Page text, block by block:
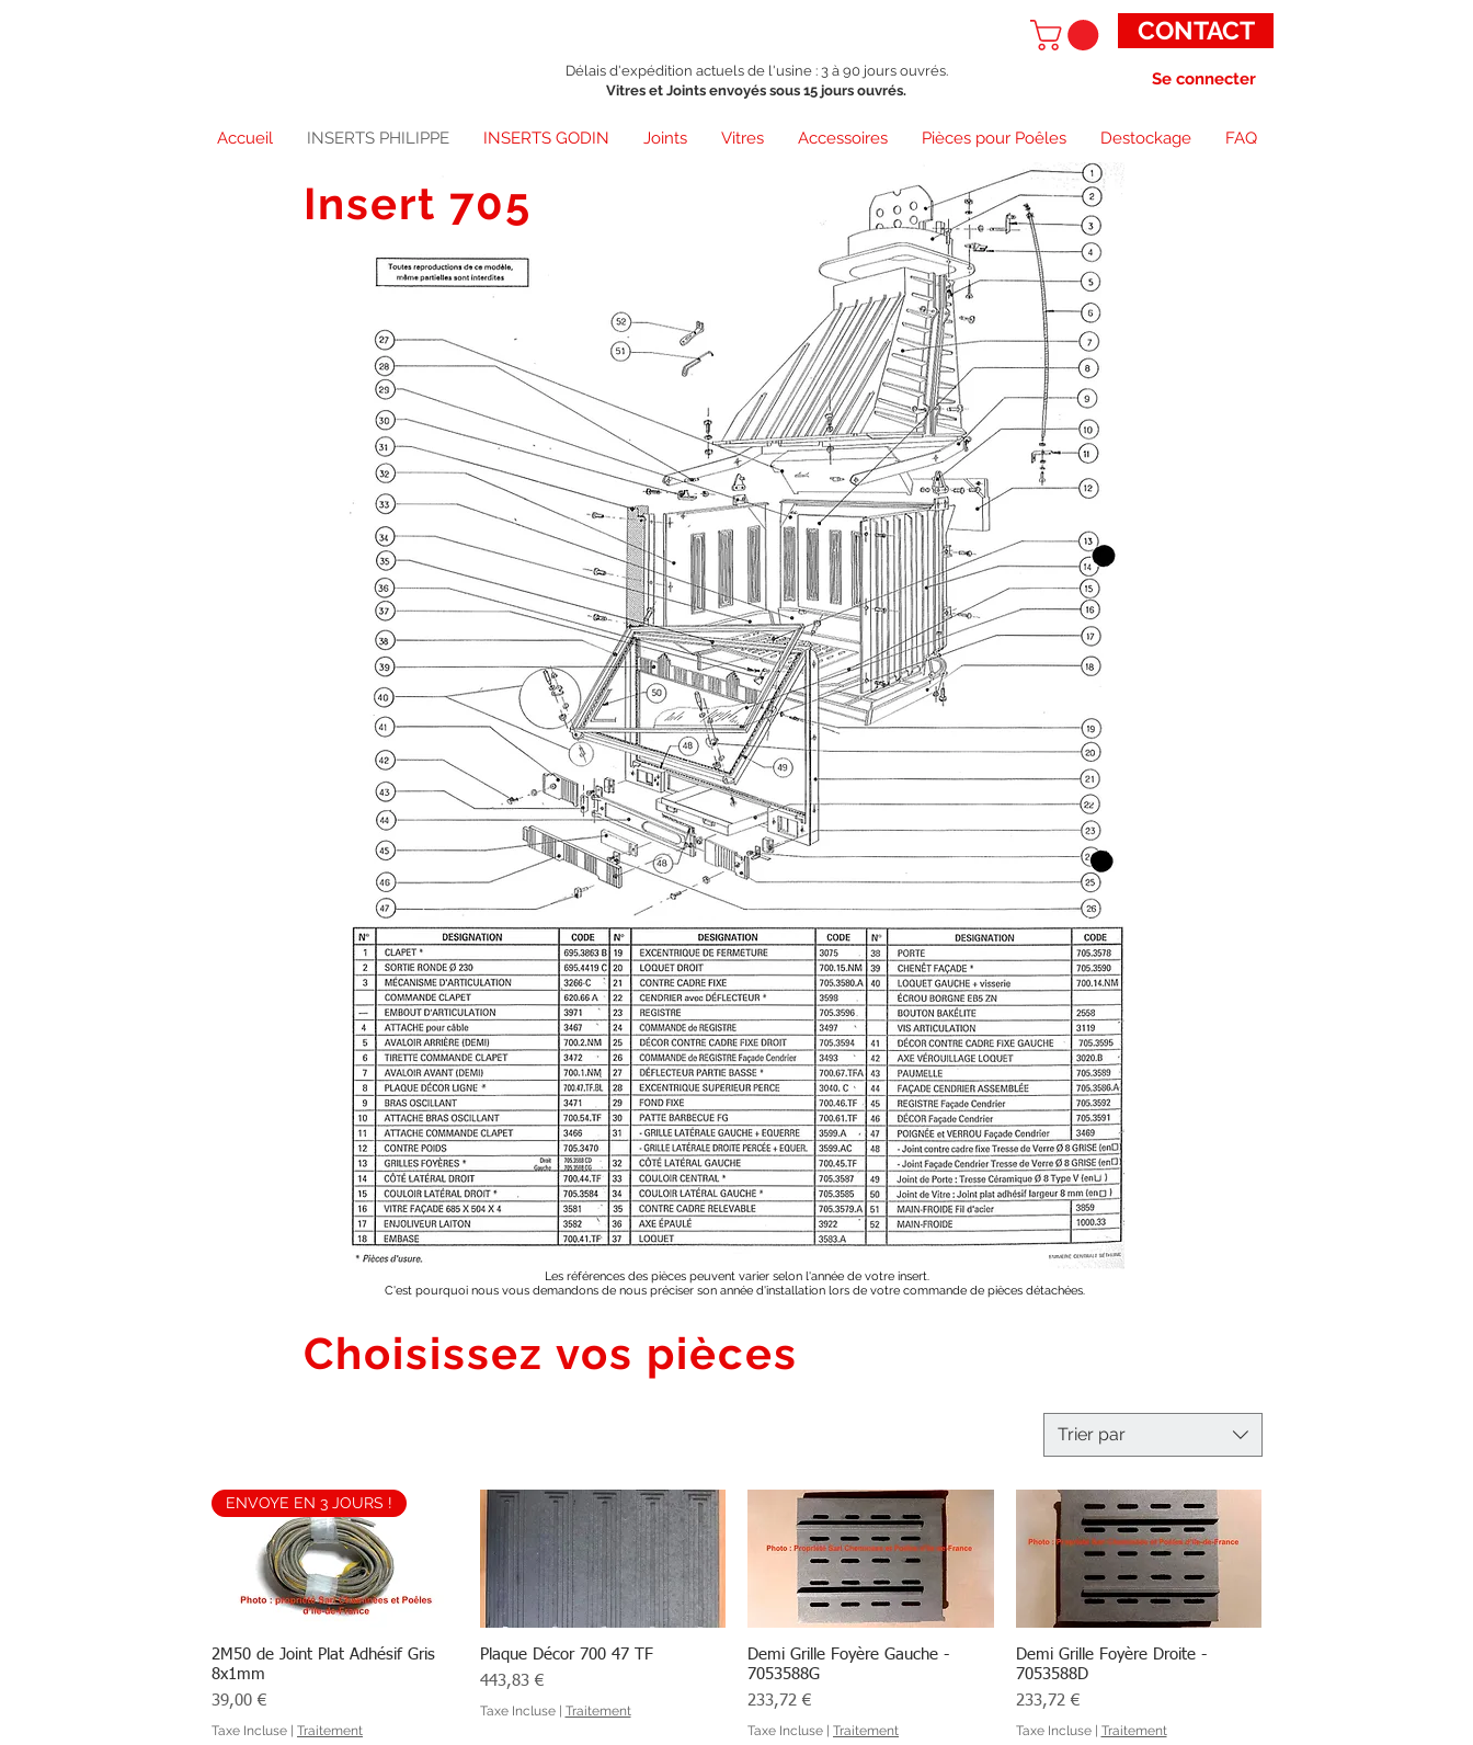
CONTACT
Délais d'expédition actuels de l'usine : 3 à 90 jours ouvrés.
Vitres et Joints envoyés sous 15 jours ouvrés.
Se connecter
Accueil INSERTS PHILIPPE INSERTS GODIN Joints Vitres Accessoires Pièces pour Poêles Destockage FAQ
Insert 705
Les références des pièces peuvent varier selon l'année de votre insert.
C'est pourquoi nous vous demandons de nous préciser son année d'installation lors de votre commande de pièces détachées.
Choisissez vos pièces
Trier par
Aperçu rapide
ENVOYE EN 3 JOURS !
2M50 de Joint Plat Adhésif Gris
8x1mm
Prix
39,00 €
Taxe Incluse Traitement
Aperçu rapide
Plaque Décor 700 47 TF
Prix
443,83 €
Taxe Incluse| Traitement
Aperçu rapide
Demi Grille Foyère Gauche -
7053588G
Prix
233,72 €
Taxe Incluse Traitement
Aperçu rapide
Demi Grille Foyère Droite -
7053588D
Prix
233,72 €
Taxe Incluse| Traitement